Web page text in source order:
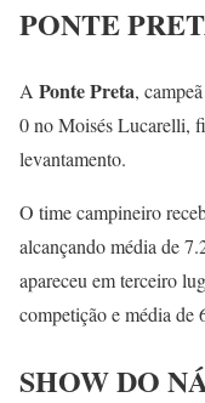
PONTE
A Ponte Preta,
0 no Moisés Lucarelli,
levantamento.
O time campineiro
alcançando média de
apareceu em terceiro
competição e média de
SHOW DO